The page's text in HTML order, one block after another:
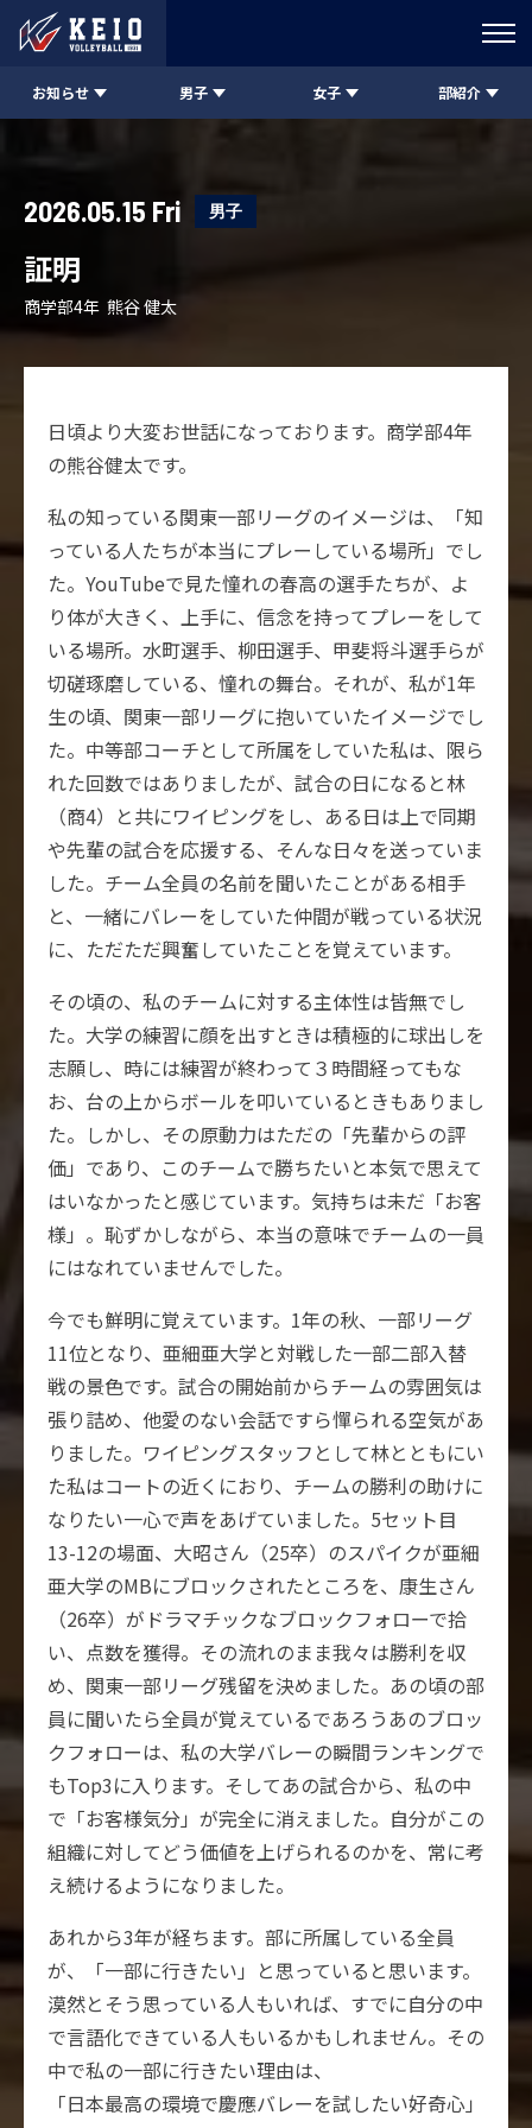
お知らせ 男子 女子 部紹介
2026.05.15 Fri 男子
証明
商学部4年 熊谷 健太
日頃より大変お世話になっております。商学部4年
の熊谷健太です。
私の知っている関東一部リーグのイメージは、「知
っている人たちが本当にプレーしている場所」でし
た。YouTubeで見た憧れの春高の選手たちが、よ
り体が大きく、上手に、信念を持ってプレーをして
いる場所。水町選手、柳田選手、甲斐将斗選手らが
切磋琢磨している、憧れの舞台。それが、私が1年
生の頃、関東一部リーグに抱いていたイメージでし
た。中等部コーチとして所属をしていた私は、限ら
れた回数ではありましたが、試合の日になると林
（商4）と共にワイピングをし、ある日は上で同期
や先輩の試合を応援する、そんな日々を送っていま
した。チーム全員の名前を聞いたことがある相手
と、一緒にバレーをしていた仲間が戦っている状況
に、ただただ興奮していたことを覚えています。
その頃の、私のチームに対する主体性は皆無でし
た。大学の練習に顔を出すときは積極的に球出しを
志願し、時には練習が終わって３時間経ってもな
お、台の上からボールを叩いているときもありまし
た。しかし、その原動力はただの「先輩からの評
価」であり、このチームで勝ちたいと本気で思えて
はいなかったと感じています。気持ちは未だ「お客
様」。恥ずかしながら、本当の意味でチームの一員
にはなれていませんでした。
今でも鮮明に覚えています。1年の秋、一部リーグ
11位となり、亜細亜大学と対戦した一部二部入替
戦の景色です。試合の開始前からチームの雰囲気は
張り詰め、他愛のない会話ですら憚られる空気があ
りました。ワイピングスタッフとして林とともにい
た私はコートの近くにおり、チームの勝利の助けに
なりたい一心で声をあげていました。5セット目
13-12の場面、大昭さん（25卒）のスパイクが亜細
亜大学のMBにブロックされたところを、康生さん
（26卒）がドラマチックなブロックフォローで拾
い、点数を獲得。その流れのまま我々は勝利を収
め、関東一部リーグ残留を決めました。あの頃の部
員に聞いたら全員が覚えているであろうあのブロッ
クフォローは、私の大学バレーの瞬間ランキングで
もTop3に入ります。そしてあの試合から、私の中
で「お客様気分」が完全に消えました。自分がこの
組織に対してどう価値を上げられるのかを、常に考
え続けるようになりました。
あれから3年が経ちます。部に所属している全員
が、「一部に行きたい」と思っていると思います。
漠然とそう思っている人もいれば、すでに自分の中
で言語化できている人もいるかもしれません。その
中で私の一部に行きたい理由は、
「日本最高の環境で慶應バレーを試したい好奇心」